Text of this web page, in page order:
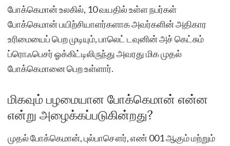
போக்கெமான் உலகில், 10 வயதில் உள்ள நபர்கள்
போக்கெமான் பயிற்சியாளர்களாக அவர்களின் அதிகார
உரிமையைப் பெற முடியும், பாலெட் டவுனின் அச் கெட்சும்
ப்ரொஃபெசர் ஓக்கிட்டிலிருந்து அவரது மிக முதல்
போக்கெமானை பெற உள்ளார்.
மிகவும் பழமையான போக்கெமான் என்ன
என்று அழைக்கப்படுகின்றது?
முதல் போக்கெமான், புல்பாசௌர், எண் 001 ஆகும் மற்றும்